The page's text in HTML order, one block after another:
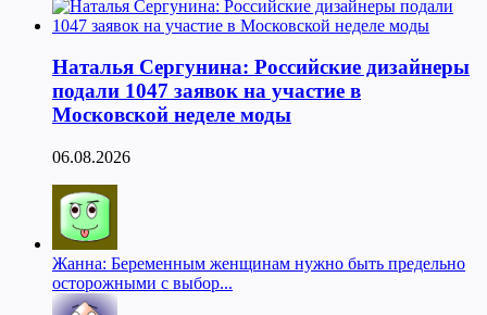
Наталья Сергунина: Российские дизайнеры
подали 1047 заявок на участие в
Московской неделе моды
06.08.2026
Жанна: Беременным женщинам нужно быть предельно
осторожными с выбор...